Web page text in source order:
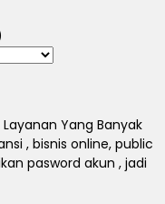
Yang Banyak
, bisnis online, public
pasword akun , jadi